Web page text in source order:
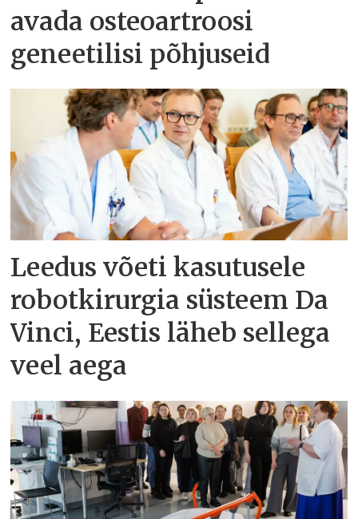
avada osteoartroosi
geneetilisi põhjuseid
Leedus võeti kasutusele
robotkirurgia süsteem Da
Vinci, Eestis läheb sellega
veel aega